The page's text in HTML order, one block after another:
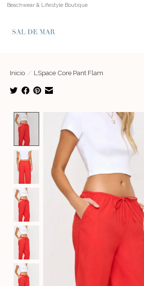
Beachwear & Lifestyle Boutique
Inicio / LSpace Core Pant Flam
Product image slideshow